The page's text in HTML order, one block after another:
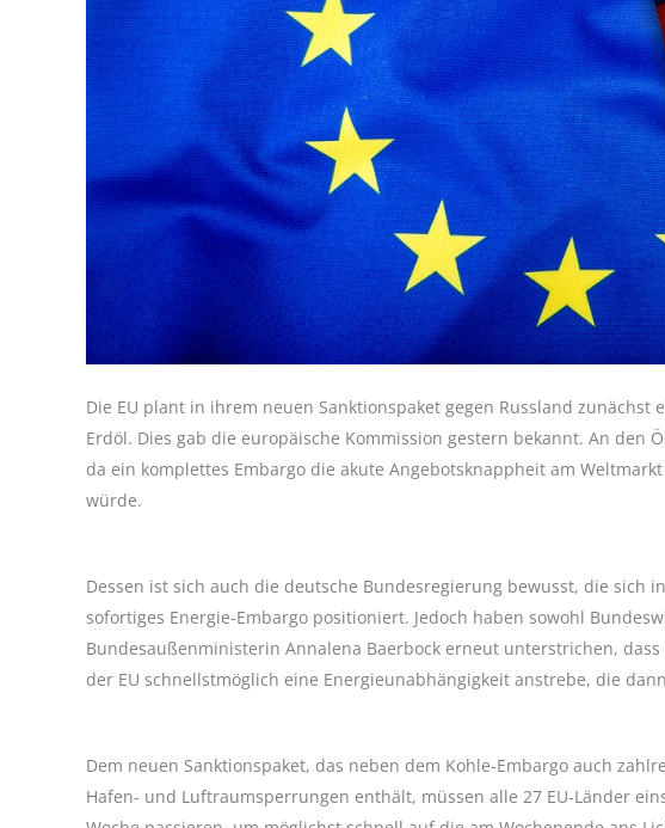
Die EU plant in ihrem neuen Sanktionspaket gegen Russland
Erdöl. Dies gab die europäische Kommission gestern bekannt. An den
da ein komplettes Embargo die akute Angebotsknappheit am
würde.
Dessen ist sich auch die deutsche Bundesregierung bewusst, die sich
sofortiges Energie-Embargo positioniert. Jedoch haben sowohl
Bundesaußenministerin Annalena Baerbock erneut unterstrichen,
der EU schnellstmöglich eine Energieunabhängigkeit anstrebe, die
Dem neuen Sanktionspaket, das neben dem Kohle-Embargo auch
Hafen- und Luftraumsperrungen enthält, müssen alle 27 EU-Länder